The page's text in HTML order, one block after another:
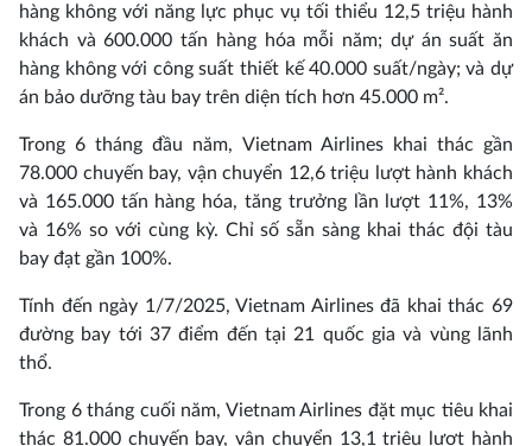
hàng không với năng lực phục vụ tối thiểu 12,5 triệu hành
khách và 600.000 tấn hàng hóa mỗi năm; dự án suất ăn
hàng không với công suất thiết kế 40.000 suất/ngày; và dự
án bảo dưỡng tàu bay trên diện tích hơn 45.000 m².
Trong 6 tháng đầu năm, Vietnam Airlines khai thác gần
78.000 chuyến bay, vận chuyển 12,6 triệu lượt hành khách
và 165.000 tấn hàng hóa, tăng trưởng lần lượt 11%, 13%
và 16% so với cùng kỳ. Chỉ số sẵn sàng khai thác đội tàu
bay đạt gần 100%.
Tính đến ngày 1/7/2025, Vietnam Airlines đã khai thác 69
đường bay tới 37 điểm đến tại 21 quốc gia và vùng lãnh
thổ.
Trong 6 tháng cuối năm, Vietnam Airlines đặt mục tiêu khai
thác 81.000 chuyến bay, vận chuyển 13,1 triệu lượt hành